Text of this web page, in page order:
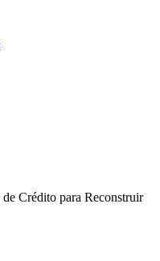
Crédito para Reconstruir